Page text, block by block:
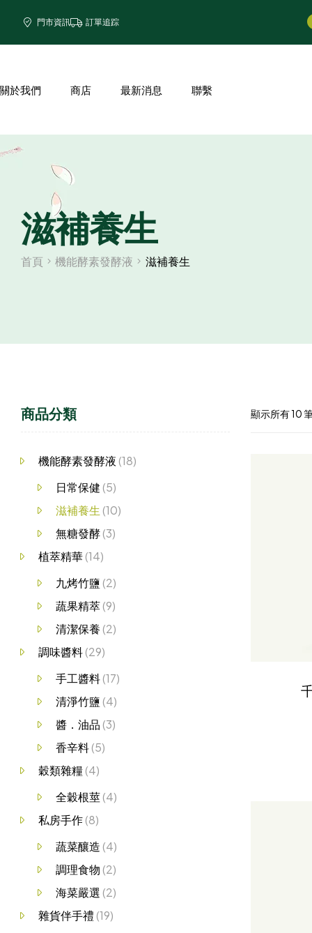
門市資訊 訂單追踪
於我們 商店 最新消息 聯繫
滋補養生
首頁 機能酵素發酵液 滋補養生
顯示所有 10
商品分類
機能酵素發酵液 (18)
日常保健 (5)
滋補養生 (10)
無糖發酵 (3)
植萃精華 (14)
九烤竹鹽 (2)
蔬果精萃 (9)
清潔保養 (2)
調味醬料 (29)
手工醬料 (17)
清淨竹鹽 (4)
醬．油品 (3)
香辛料 (5)
穀類雜糧 (4)
全穀根莖 (4)
私房手作 (8)
蔬菜釀造 (4)
調理食物 (2)
海菜嚴選 (2)
雜貨伴手禮 (19)